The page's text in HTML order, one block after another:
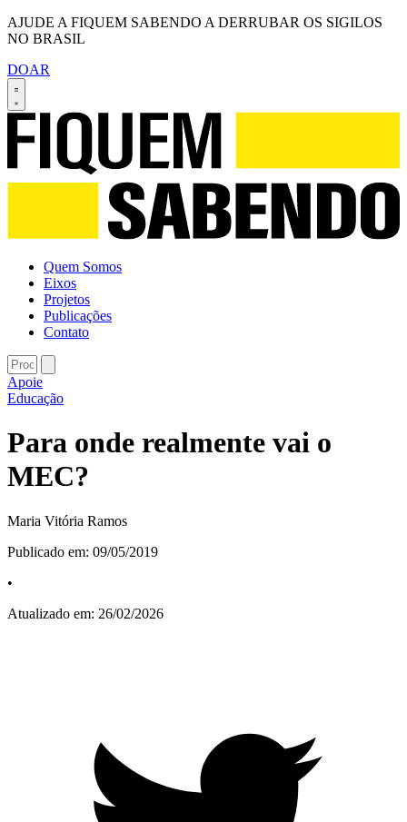
AJUDE A FIQUEM SABENDO A DERRUBAR OS SIGILOS
NO BRASIL
DOAR
Quem Somos
Eixos
Projetos
Publicações
Contato
Apoie
Educação
Para onde realmente vai o
MEC?
Maria Vitória Ramos
Publicado em: 09/05/2019
•
Atualizado em: 26/02/2026